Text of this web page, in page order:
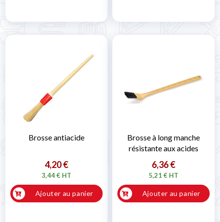
Brosse antiacide
4,20 €
3,44 € HT
Ajouter au panier
Brosse à long manche
résistante aux acides
6,36 €
5,21 € HT
Ajouter au panier